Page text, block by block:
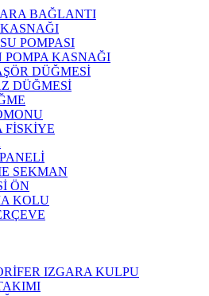
BAĞLANTI
POMPASI
POMPA KASNAĞI
DÜĞMESİ
DÜĞMESİ
FİSKİYE
SEKMAN
ÖN
KOLU
IZGARA KULPU